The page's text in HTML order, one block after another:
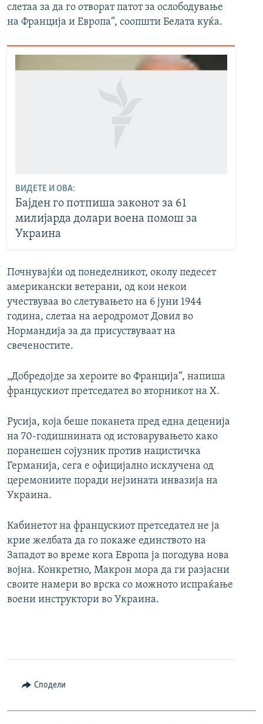
слетаа за да го отворат патот за ослободување
на Франција и Европа“, соопшти Белата куќа.
ВИДЕТЕ И ОВА:
Бајден го потпиша законот за 61
милијарда долари воена помош за
Украина
Почнувајќи од понеделникот, околу педесет
американски ветерани, од кои некои
учествуваа во слетувањето на 6 јуни 1944
година, слетаа на аеродромот Довил во
Нормандија за да присуствуваат на
свеченостите.
„Добредојде за хероите во Франција“, напиша
францускиот претседател во вторникот на X.
Русија, која беше поканета пред една деценија
на 70-годишнината од истоварувањето како
поранешен сојузник против нацистичка
Германија, сега е официјално исклучена од
церемониите поради нејзината инвазија на
Украина.
Кабинетот на францускиот претседател не ја
крие желбата да го покаже единството на
Западот во време кога Европа ја погодува нова
војна. Конкретно, Макрон мора да ги разјасни
своите намери во врска со можното испраќање
воени инструктори во Украина.
Сподели